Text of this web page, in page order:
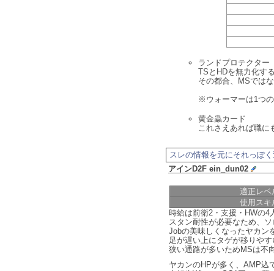
ランドプロテクター
TSとHDを無力化す
その都合、MSでは
※ウォーマーは1つ
黄金蟲カード
これさえあれば職に
スレの情報を元にそれっぽ
アインD2F ein_dun02
適正レベ
使用スキ
時給は前衛2・支援・HWの4
スタン耐性が必要なため、
Jobの美味しくなったヤカン
足が遅い上にタゲが移りや
狭い通路が多いためMSは不
ヤカンのHPが多く、AMP込